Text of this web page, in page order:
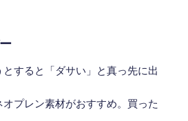
すると「ダサい」と真っ先に出
プレン素材がおすすめ。買った